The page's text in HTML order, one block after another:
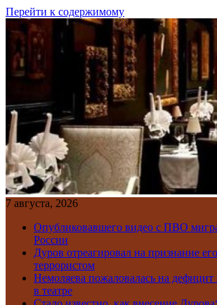
Перейти к содержимому
7 августа, 2026
Опубликовавшего видео с ПВО
России
Дуров отреагировал на признание
террористом
Немоляева пожаловалась на дефицит
в театре